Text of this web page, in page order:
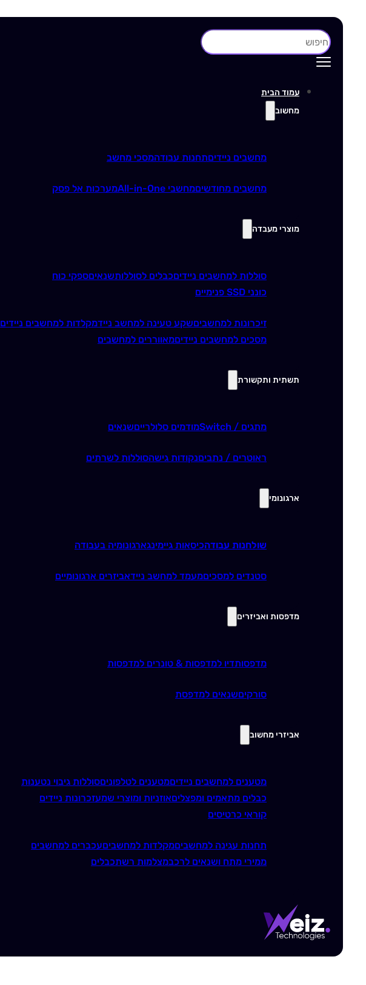
חיפוש
עמוד הבית
מחשוב
מחשבים ניידיםתחנות עבודהמסכי מחשב
מחשבים מחודשיםמחשבי All-in-One מערכות אל פסק
מוצרי מעבדה
סוללות למחשבים ניידיםכבלים לסוללותשנאיםספקי כוח
כונני SSD פנימיים
זיכרונות למחשביםשקע טעינה למחשב ניידמקלדות למחשבים ניידים
מסכים למחשבים ניידיםמאווררים למחשבים
תשתית ותקשורת
מתגים / Switch מודמים סלולרייםשנאים
ראוטרים / נתביםנקודות גישהסוללות לשרתים
ארגונומי
שולחנות עבודהכיסאות גיימינגארגונומיה בעבודה
סטנדים למסכיםמעמד למחשב ניידאביזרים ארגונומיים
מדפסות ואביזרים
מדפסותדיו למדפסות & טונרים למדפסות
סורקיםשנאים למדפסת
אביזרי מחשוב
מטענים למחשבים ניידיםמטענים לטלפוניםסוללות גיבוי נטענות
כבלים מתאמים ומפצליםאוזניות ומוצרי שמעזכרונות ניידים
קוראי כרטיסים
תחנות עגינה למחשביםמקלדות למחשביםעכברים למחשבים
ממירי מתח ושנאים לרכבמצלמות רשתכבלים